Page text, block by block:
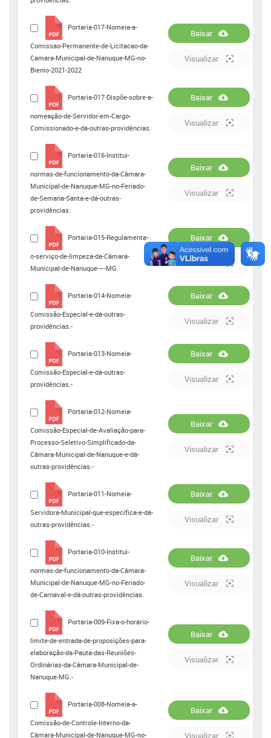
Portaria-017-Nomeia-a-
Comissao-Permanente-de-Licitacao-da-
Camara-Municipal-de-Nanuque-MG-no-
Bienio-2021-2022
Baixar
Visualizar
Portaria-017-Dispõe-sobre-a-
nomeação-de-Servidor-em-Cargo-
Comissionado-e-dá-outras-providências.
Baixar
Visualizar
Portaria-016-Institui-
normas-de-funcionamento-da-Câmara-
Municipal-de-Nanuque-MG-no-Feriado-
de-Semana-Santa-e-dá-outras-
providências.
Baixar
Visualizar
Portaria-015-Regulamenta-
o-serviço-de-limpeza-da-Câmara-
Municipal-de-Nanuque-–-MG.
Baixar
Visualizar
Portaria-014-Nomeia-
Comissão-Especial-e-dá-outras-
providências.-
Baixar
Visualizar
Portaria-013-Nomeia-
Comissão-Especial-e-dá-outras-
providências.-
Baixar
Visualizar
Portaria-012-Nomeia-
Comissão-Especial-de-Avaliação-para-
Processo-Seletivo-Simplificado-da-
Câmara-Municipal-de-Nanuque-e-dá-
outras-providências.-
Baixar
Visualizar
Portaria-011-Nomeia-
Servidora-Municipal-que-especifica-e-dá-
outras-providências.-
Baixar
Visualizar
Portaria-010-Institui-
normas-de-funcionamento-da-Câmara-
Municipal-de-Nanuque-MG-no-Feriado-
de-Carnaval-e-dá-outras-providências.
Baixar
Visualizar
Portaria-009-Fixa-o-horário-
limite-de-entrada-de-proposições-para-
elaboração-da-Pauta-das-Reuniões-
Ordinárias-da-Câmara-Municipal-de-
Nanuque-MG.-
Baixar
Visualizar
Portaria-008-Nomeia-a-
Comissão-de-Controle-Interno-da-
Câmara-Municipal-de-Nanuque-MG-no-
Baixar
Visualizar